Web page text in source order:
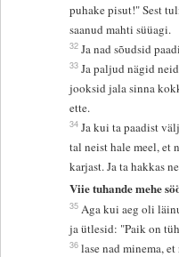
puhake pisut!" Sest
saanud mahti süüagi.
32 Ja nad sõudsid
33 Ja paljud nägid
jooksid jala sinna
ette.
34 Ja kui ta paadist
tal neist hale meel, et
karjast. Ja ta hakkas
Viie tuhande mehe
35 Aga kui aeg oli
ja ütlesid: "Paik on
36 lase nad minema,